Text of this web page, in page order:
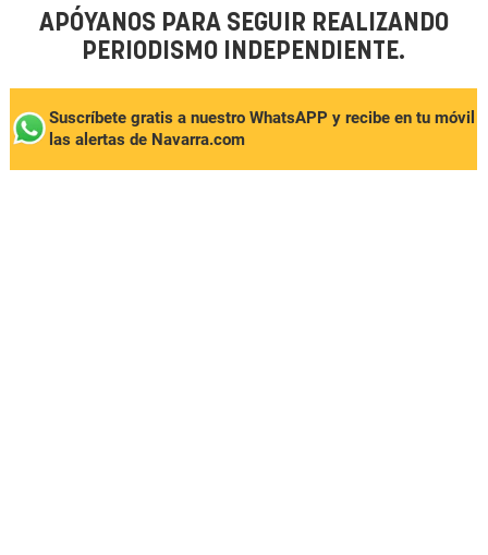
APÓYANOS PARA SEGUIR REALIZANDO
PERIODISMO INDEPENDIENTE.
Suscríbete gratis a nuestro WhatsAPP y recibe en tu móvil
las alertas de Navarra.com